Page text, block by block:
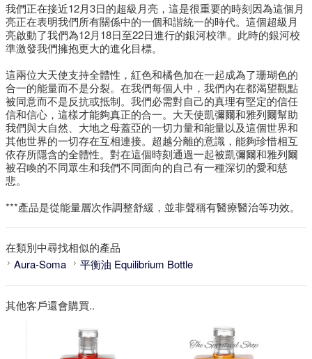
我們正在接近12月3日的超級月亮，這是很重要的時刻因為這個月
亮正在表明我們所有關係中的一個和諧統一的時代。這個超級月
亮啟動了我們為12月18日至22日進行的銀河校準。此時的銀河校
準激發我們擁抱更大的進化目標。
這兩位大天使支持全體性，紅色和橘色加在一起成為了珊瑚色的
合一的能量而不是分裂。在我們每個人中，我們內在都渴望觀點
被同意而不是反抗或抵制。我們必需對自己的真理有堅定的信任
信和信心，這樣才能夠真正的合一。大天使凱彌爾和雅列爾幫助
我們與大自然、大地之母蓋亞的一切力量和能量以及這個世界和
其他世界的一切存在互相連接。超越分離的意識，能夠珍惜相互
依存所隱含的全體性。對在這個時刻通過一起被凱彌爾和雅列爾
被召喚的不同眾生和我們不同面向的自己有一種深切的愛和慈
悲。
***產品是從能量層次作調整舒緩，並非聲稱有醫療醫治等功效。
在類別中尋找相似的產品
Aura-Soma
平衡油 Equilibrium Bottle
其他客戶還會購買..